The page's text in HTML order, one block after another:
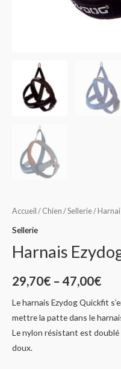
Accueil / Chien /Sellerie/
Sellerie
Harnais
29,70€ –47,00€
Le harnais Ezydog Quickfit
mettre la patte dans le
Le nylon résistant est
doux.